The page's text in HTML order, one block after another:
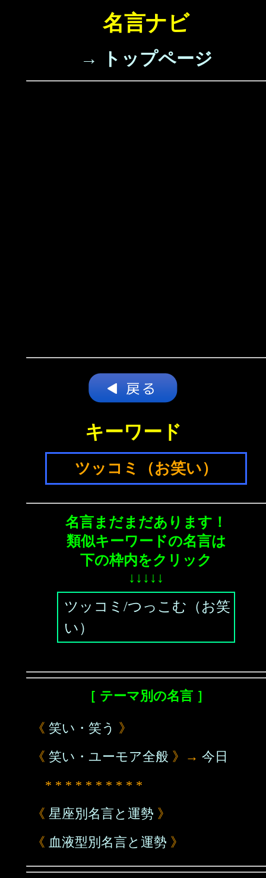
名言ナビ
→ トップページ
キーワード
ツッコミ（お笑い）
名言まだまだあります！
類似キーワードの名言は
下の枠内をクリック
↓↓↓↓↓
ツッコミ/つっこむ（お笑
い）
［ テーマ別の名言 ］
《 笑い・笑う 》
《 笑い・ユーモア全般 》→ 今日
* * * * * * * * * *
《 星座別名言と運勢 》
《 血液型別名言と運勢 》